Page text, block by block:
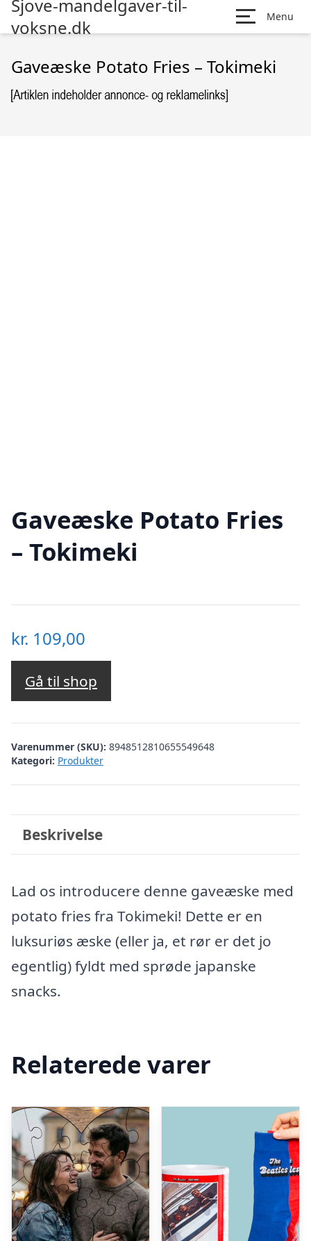
Sjove-mandelgaver-til-
voksne.dk
Menu
Gaveæske Potato Fries – Tokimeki
Gaveæske Potato Fries
– Tokimeki
kr. 109,00
Gå til shop
Varenummer (SKU): 8948512810655549648
Kategori: Produkter
Beskrivelse
Lad os introducere denne gaveæske med
potato fries fra Tokimeki! Dette er en
luksuriøs æske (eller ja, et rør er det jo
egentlig) fyldt med sprøde japanske
snacks.
Relaterede varer